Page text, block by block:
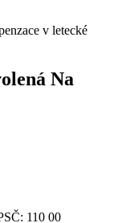
v letecké
Na
110 00